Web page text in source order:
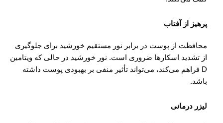
پرهیز از آفتاب
محافظت از پوست در برابر نور مستقیم خورشید برای جلوگیری
از تشدید اسکارها ضروری است. نور خورشید در حالی که ویتامین
D فراهم می‌کند، می‌تواند تأثیر منفی بر بهبودی پوست داشته
باشد.
لیزر درمانی